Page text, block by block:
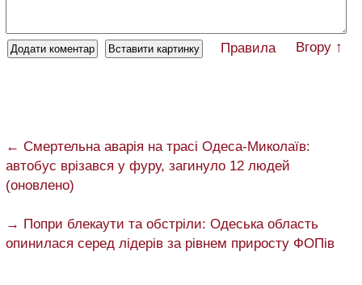
Правила Вгору ↑
← Смертельна аварія на трасі Одеса-Миколаїв:
автобус врізався у фуру, загинуло 12 людей
(оновлено)
→ Попри блекаути та обстріли: Одеська область
опинилася серед лідерів за рівнем приросту ФОПів